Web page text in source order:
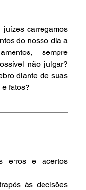
carregamos
do nosso dia a
sempre
não julgar?
diante de suas
fatos?
erros e acertos
às decisões